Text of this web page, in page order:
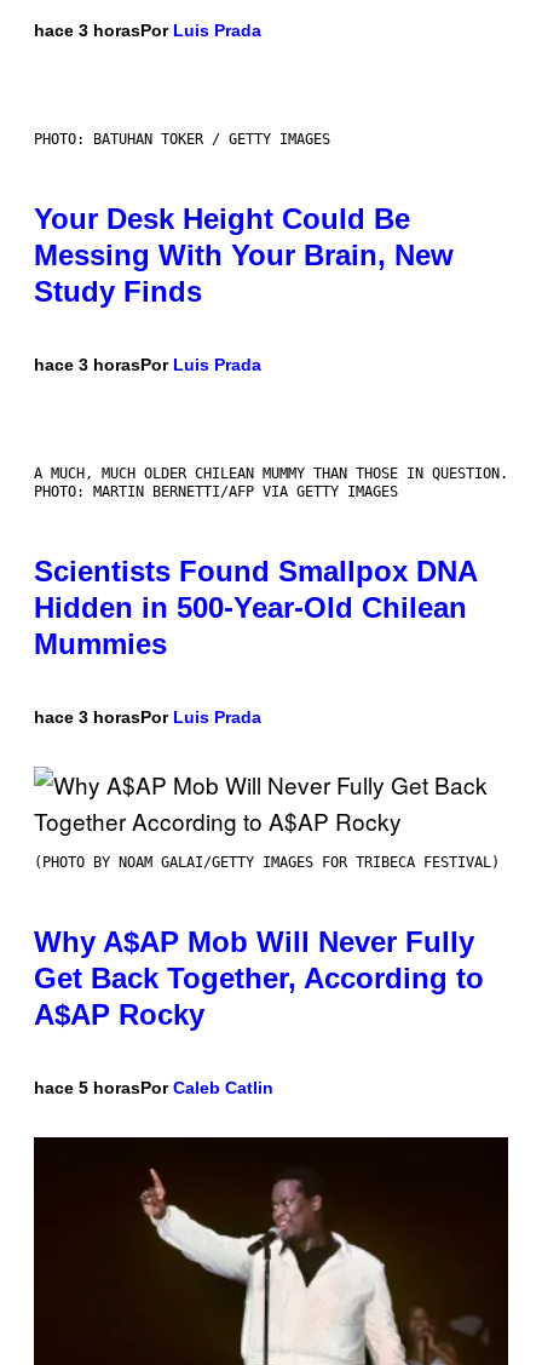
hace 3 horasPor Luis Prada
PHOTO: BATUHAN TOKER / GETTY IMAGES
Your Desk Height Could Be
Messing With Your Brain, New
Study Finds
hace 3 horasPor Luis Prada
A MUCH, MUCH OLDER CHILEAN MUMMY THAN THOSE IN QUESTION.
PHOTO: MARTIN BERNETTI/AFP VIA GETTY IMAGES
Scientists Found Smallpox DNA
Hidden in 500-Year-Old Chilean
Mummies
hace 3 horasPor Luis Prada
(PHOTO BY NOAM GALAI/GETTY IMAGES FOR TRIBECA FESTIVAL)
Why A$AP Mob Will Never Fully
Get Back Together, According to
A$AP Rocky
hace 5 horasPorCaleb Catlin